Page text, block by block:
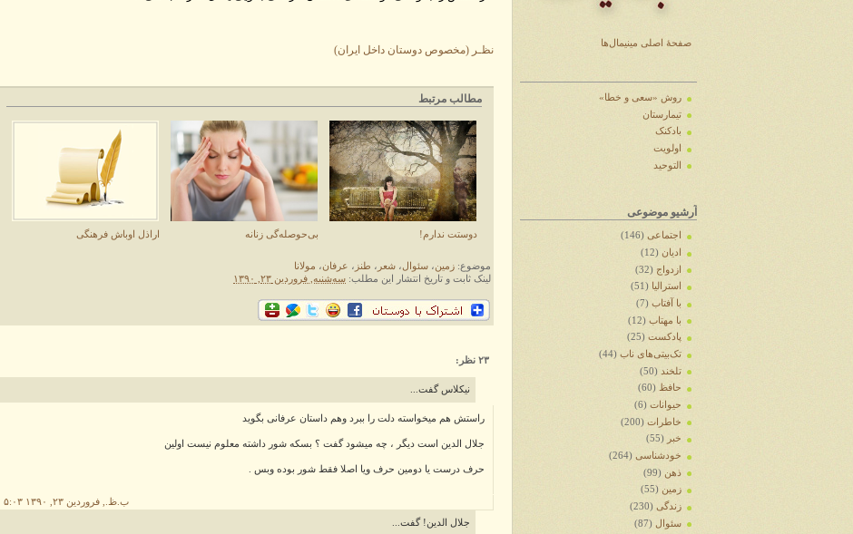
نظـر (مخصوص دوستان داخل ایران)
مطالب مرتبط
اراذل اوباش فرهنگی بی‌حوصله‌گی زنانه دوستت ندارم!
موضوع: زمین، سئوال، شعر ، طنز ، عرفان، مولانا
لینک ثابت و تاریخ انتشار این مطلب: سه‌شنبه, فروردین ۲۳, ۱۳۹۰
۲۳ نظر:
نیکلاس گفت...
راستش هم میخواسته دلت را ببرد وهم داستان عرفانی بگوید
جلال الدین است دیگر ، چه میشود گفت ؟ بسکه شور داشته معلوم نیست اولین
حرف درست یا دومین حرف ویا اصلا فقط شور بوده وبس .
۵:۰۳ ب.ظ., فروردین ۲۳, ۱۳۹۰
جلال الدين! گفت...
صفحهٔ اصلی مینیمال‌ها
روش «سعی و خطا»
تیمارستان
بادکنک
اولویت
التوحید
آرشیو موضوعی
اجتماعی (146)
ادیان (12)
ازدواج (32)
استرالیا (51)
با آفتاب (7)
با مهتاب (12)
پادکست (25)
تک‌بیتی‌های ناب (44)
تلخند (50)
حافظ (60)
حیوانات (6)
خاطرات (200)
خبر (55)
خودشناسی (264)
ذهن (99)
زمین (55)
زندگی (230)
سئوال (87)